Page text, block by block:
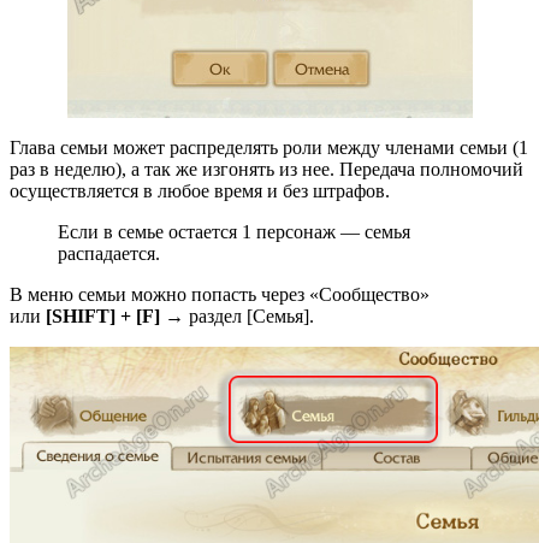
Глава семьи может распределять роли между членами семьи (1
раз в неделю), а так же изгонять из нее. Передача полномочий
осуществляется в любое время и без штрафов.
Если в семье остается 1 персонаж — семья
распадается.
В меню семьи можно попасть через «Сообщество»
или [SHIFT] + [F] → раздел [Семья].